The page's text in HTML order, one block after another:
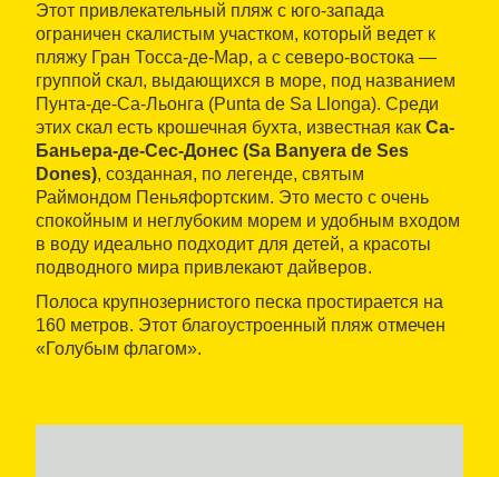
Этот привлекательный пляж с юго-запада
ограничен скалистым участком, который ведет к
пляжу Гран Тосса-де-Мар, а с северо-востока —
группой скал, выдающихся в море, под названием
Пунта-де-Са-Льонга (Punta de Sa Llonga). Среди
этих скал есть крошечная бухта, известная как Са-
Баньера-де-Сес-Донес (Sa Banyera de Ses
Dones), созданная, по легенде, святым
Раймондом Пеньяфортским. Это место с очень
спокойным и неглубоким морем и удобным входом
в воду идеально подходит для детей, а красоты
подводного мира привлекают дайверов.
Полоса крупнозернистого песка простирается на
160 метров. Этот благоустроенный пляж отмечен
«Голубым флагом».